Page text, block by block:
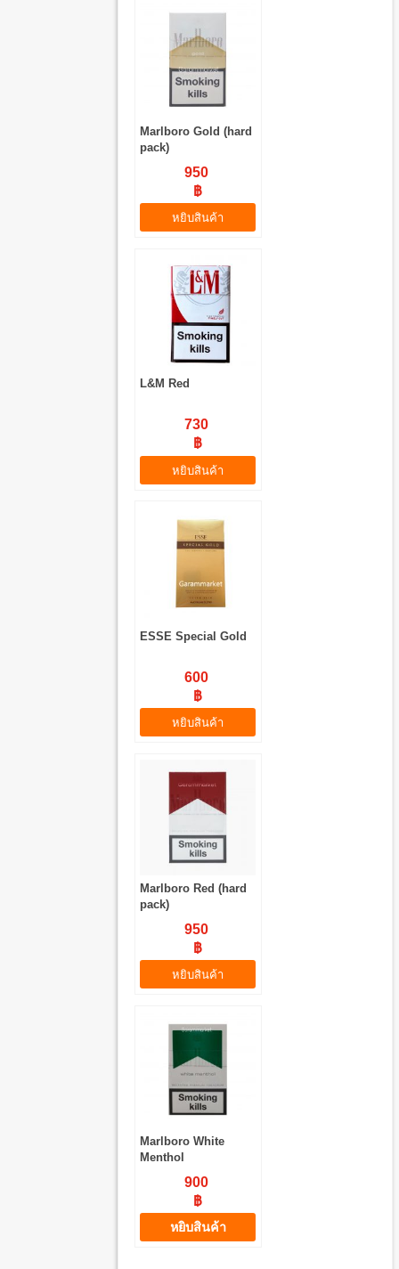
Marlboro Gold (hard
pack)
950
฿
หยิบสินค้า
L&M Red
730
฿
หยิบสินค้า
ESSE Special Gold
600
฿
หยิบสินค้า
Marlboro Red (hard
pack)
950
฿
หยิบสินค้า
Marlboro White
Menthol
900
฿
หยิบสินค้า